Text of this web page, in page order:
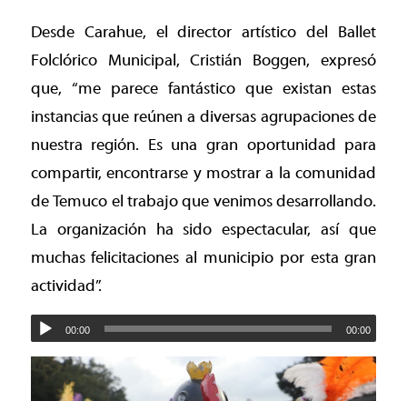
Desde Carahue, el director artístico del Ballet
Folclórico Municipal, Cristián Boggen, expresó
que, “me parece fantástico que existan estas
instancias que reúnen a diversas agrupaciones de
nuestra región. Es una gran oportunidad para
compartir, encontrarse y mostrar a la comunidad
de Temuco el trabajo que venimos desarrollando.
La organización ha sido espectacular, así que
muchas felicitaciones al municipio por esta gran
actividad”.
00:00 00:00